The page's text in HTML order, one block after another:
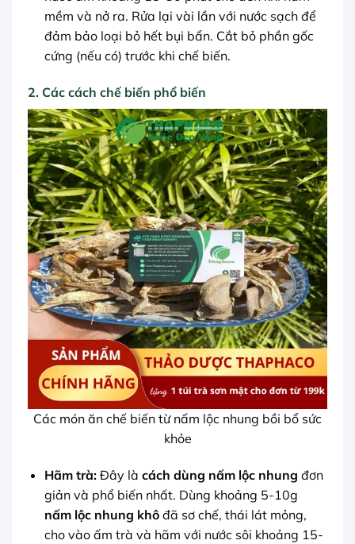
mềm và nở ra. Rửa lại vài lần với nước sạch để
đảm bảo loại bỏ hết bụi bẩn. Cắt bỏ phần gốc
cứng (nếu có) trước khi chế biến.
2. Các cách chế biến phổ biến
Các món ăn chế biến từ nấm lộc nhung bồi bổ sức
khỏe
Hãm trà:Đây là cách dùng nấm lộc nhung đơn
giản và phổ biến nhất. Dùng khoảng 5-10g
nấm lộc nhung khôđã sơ chế, thái lát mỏng,
cho vào ấm trà và hãm với nước sôi khoảng 15-